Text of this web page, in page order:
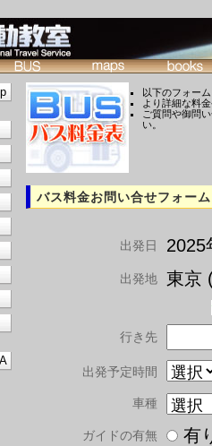
以下のフォー
より詳細な料
ご質問や御問
い。
バス料金お問い合せフォーム
出発日 2025
出発地 東京
行き先
出発予定時間
車種
ガイドの有無